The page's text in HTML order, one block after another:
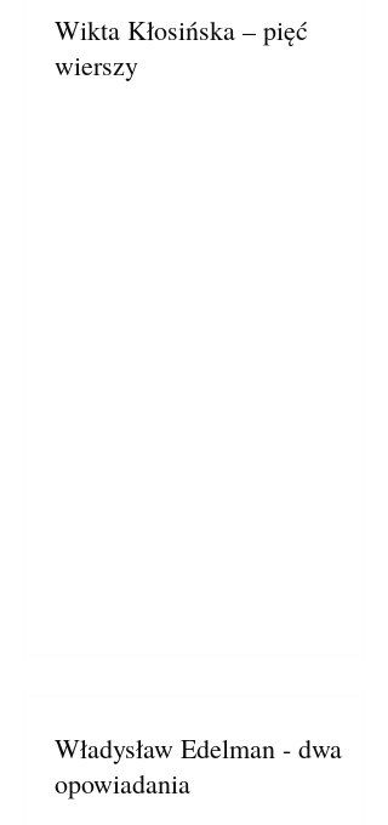
Wikta Kłosińska – pięć
wierszy
Władysław Edelman - dwa
opowiadania